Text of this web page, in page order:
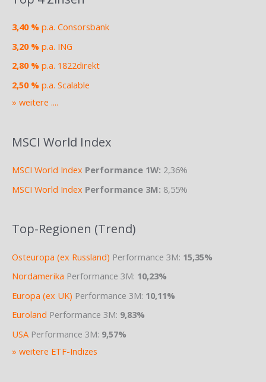
3,40 % p.a. Consorsbank
3,20 % p.a. ING
2,80 % p.a. 1822direkt
2,50 % p.a. Scalable
» weitere ....
MSCI World Index
MSCI World Index Performance 1W: 2,36%
MSCI World Index Performance 3M: 8,55%
Top-Regionen (Trend)
Osteuropa (ex Russland) Performance 3M: 15,35%
Nordamerika Performance 3M: 10,23%
Europa (ex UK) Performance 3M: 10,11%
Euroland Performance 3M: 9,83%
USA Performance 3M: 9,57%
» weitere ETF-Indizes